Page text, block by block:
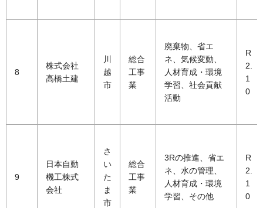
8
株式会社
高橋土建
川
越
市
総合
工事
業
廃棄物、省エ
ネ、気候変動、
人材育成・環境
学習、社会貢献
活動
R
2.
1
0
9
日本自動
機工株式
会社
さ
い
た
ま
市
総合
工事
業
3Rの推進、省エ
ネ、水の管理、
人材育成・環境
学習、その他
R
2.
1
0